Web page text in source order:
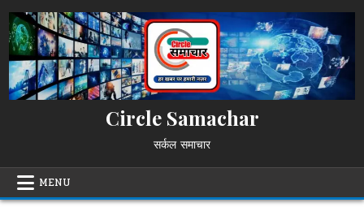
to
content
Circle Samachar
सर्कल समाचार
MENU